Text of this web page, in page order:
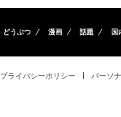
どうぶつ 漫画 話題 国
プライバシーポリシー パーソ